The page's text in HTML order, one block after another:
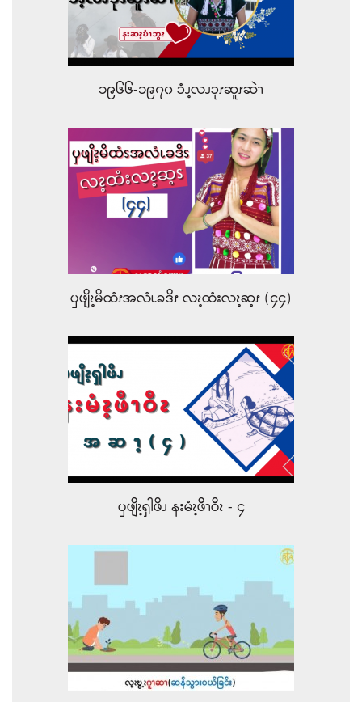
၁၉၆၆-၁၉၇၀ ၥံၪ့လၪၥုၭဆူၭဆဲၫ
ၦဖျိၩ့မိထံၭအလံၬခဒိၭ လၩ့ထံးလၩ့ဆ့ၭ (၄၄)
ၦဖျိၩ့ၡါဖိၪ နးမံၩ့ဖီၫဝီၩ - ၄